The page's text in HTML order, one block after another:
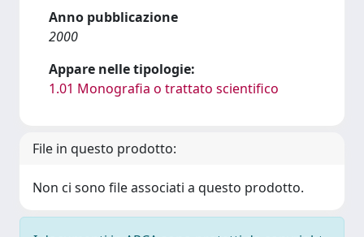
Anno pubblicazione
2000
Appare nelle tipologie:
1.01 Monografia o trattato scientifico
File in questo prodotto:
Non ci sono file associati a questo prodotto.